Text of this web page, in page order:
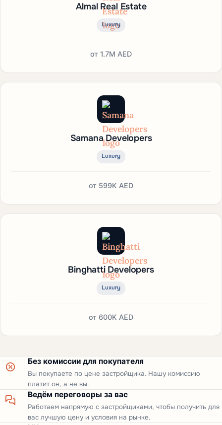
Almal Real Estate
Luxury
от 1.7M AED
Samana Developers
Luxury
от 599K AED
Binghatti Developers
Luxury
от 600K AED
Без комиссии для покупателя
Вы покупаете по цене застройщика. Нашу комиссию
платит он, а не вы.
Ведём переговоры за вас
Работаем напрямую с застройщиками, чтобы получить для
вас лучшую цену и условия на рынке.